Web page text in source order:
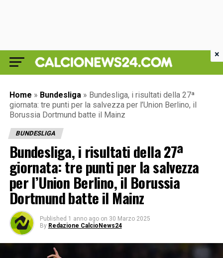
Home » Bundesliga » Bundesliga, i risultati della 27ª
giornata: tre punti per la salvezza per l’Union Berlino, il
Borussia Dortmund batte il Mainz
BUNDESLIGA
Bundesliga, i risultati della 27ª
giornata: tre punti per la salvezza
per l’Union Berlino, il Borussia
Dortmund batte il Mainz
Published 1 anno ago on 30 Marzo 2025
By Redazione CalcioNews24
×